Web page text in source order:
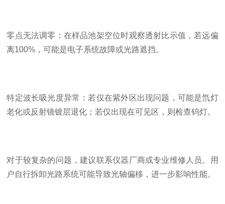
零点无法调零：在样品池架空位时观察透射比示值，若远偏
离100%，可能是电子系统故障或光路遮挡。
特定波长吸光度异常：若仅在紫外区出现问题，可能是氘灯
老化或反射镜镀层退化；若仅出现在可见区，则检查钨灯。
对于较复杂的问题，建议联系仪器厂商或专业维修人员。用
户自行拆卸光路系统可能导致光轴偏移，进一步影响性能。